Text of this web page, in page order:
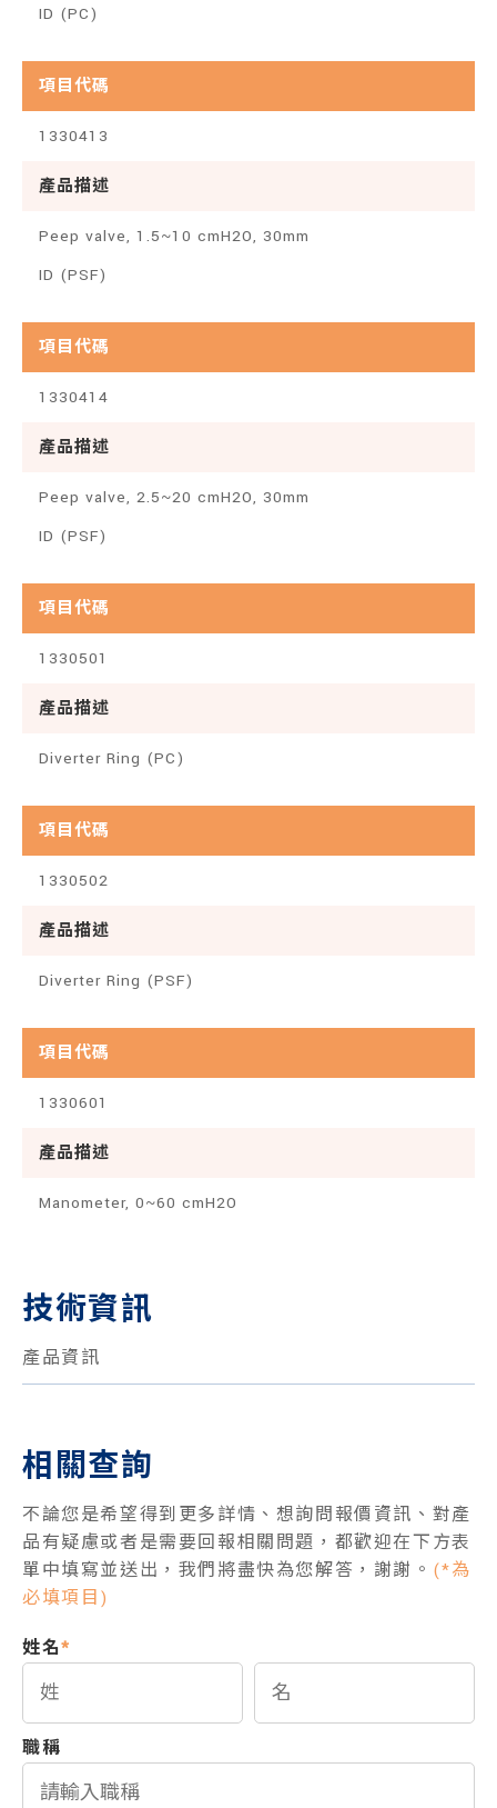
ID (PC)
項目代碼
1330413
產品描述
Peep valve, 1.5~10 cmH2O, 30mm
ID (PSF)
項目代碼
1330414
產品描述
Peep valve, 2.5~20 cmH2O, 30mm
ID (PSF)
項目代碼
1330501
產品描述
Diverter Ring (PC)
項目代碼
1330502
產品描述
Diverter Ring (PSF)
項目代碼
1330601
產品描述
Manometer, 0~60 cmH2O
技術資訊
產品資訊
相關查詢
不論您是希望得到更多詳情、想詢問報價資訊、對產
品有疑慮或者是需要回報相關問題，都歡迎在下方表
單中填寫並送出，我們將盡快為您解答，謝謝。 (*為
必填項目)
姓名*
職稱